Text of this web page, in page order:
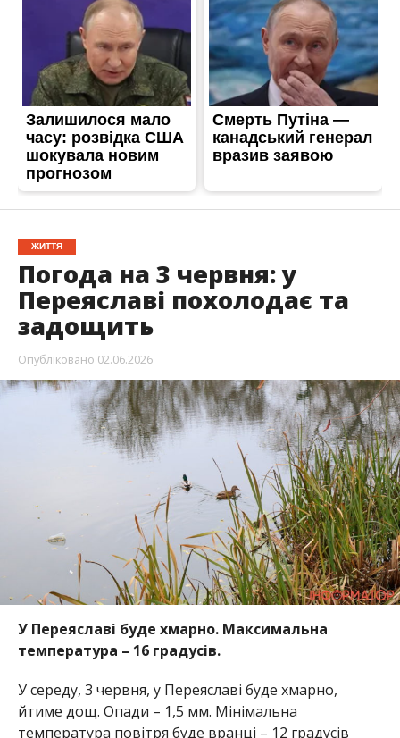
ЖИТТЯ
Погода на 3 червня: у
Переяславі похолодає та
задощить
Опубліковано 02.06.2026
У Переяславі буде хмарно.Максимальна
температура – 16 градусів.
У середу, 3 червня, у Переяславі буде хмарно,
йтиме дощ. Опади – 1,5 мм. Мінімальна
температура повітря буде вранці – 12 градусів